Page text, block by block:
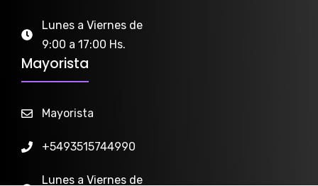
Lunes a Viernes de
9:00 a 17:00 Hs.
Mayorista
Mayorista
+5493515744990
Lunes a Viernes de